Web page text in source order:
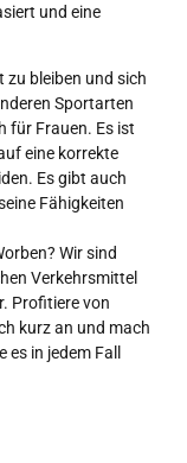
und eine
zu bleiben und sich
Sportarten
für Frauen. Es ist
eine korrekte
Es gibt auch
Fähigkeiten
Wir sind
Verkehrsmittel
Profitiere von
kurz an und mach
in jedem Fall